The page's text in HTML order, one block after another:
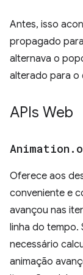
Antes, isso
propagado
alternava o
alterado para o
APIs Web
Animation .
Oferece aos
conveniente e
avançou nas
linha do tempo.
necessário
animação